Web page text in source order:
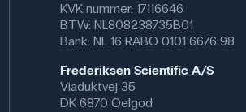
KVK nummer: 17116646
BTW: NL808238735B01
Bank: NL 16 RABO 0101 6676 98
Frederiksen Scientific A/S
Viaduktvej 35
DK 6870 Oelgod